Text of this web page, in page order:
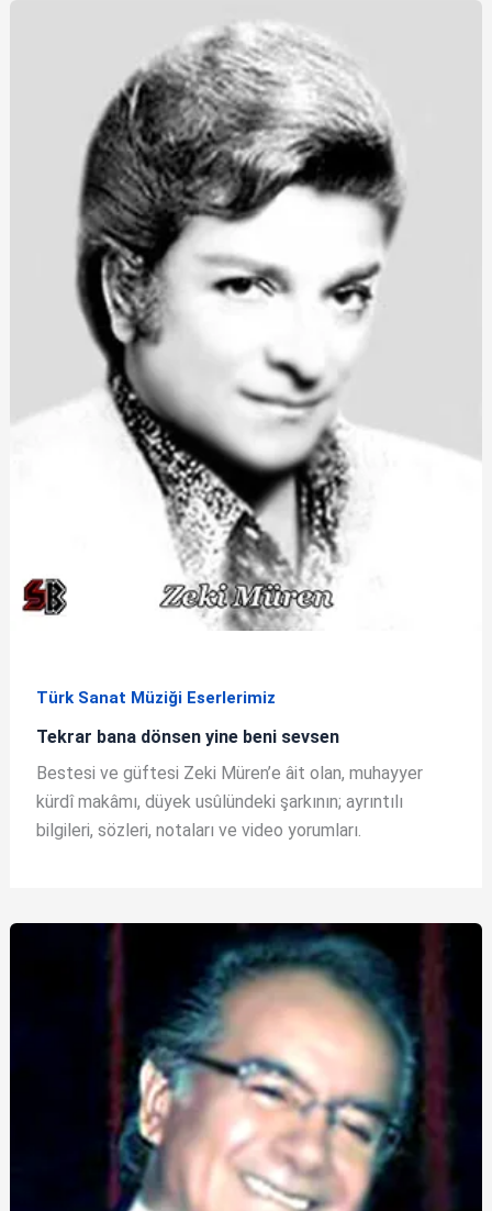
Türk Sanat Müziği Eserlerimiz
Tekrar bana dönsen yine beni sevsen
Bestesi ve güftesi Zeki Müren’e âit olan, muhayyer
kürdî makâmı, düyek usûlündeki şarkının; ayrıntılı
bilgileri, sözleri, notaları ve video yorumları.